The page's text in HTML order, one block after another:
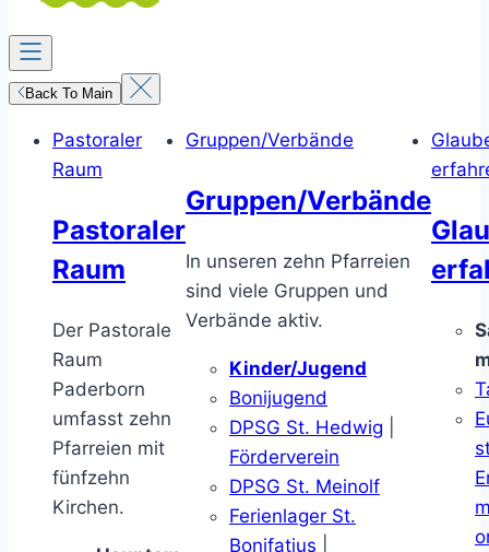
Back To Main
Pastoraler
Raum
Pastoraler
Raum
Der Pastorale
Raum
Paderborn
umfasst zehn
Pfarreien mit
fünfzehn
Kirchen.
Gruppen/Verbände
Gruppen/Verbände
In unseren zehn Pfarreien
sind viele Gruppen und
Verbände aktiv.
Kinder/Jugend
Bonijugend
DPSG St. Hedwig
Förderverein
DPSG St. Meinolf
Ferienlager St.
Bonifatius